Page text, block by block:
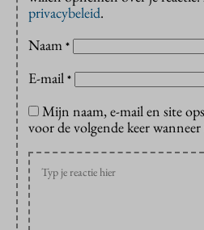
privacybeleid.
Naam *
E-mail *
Mijn naam, e-mail en site
voor de volgende keer wanneer